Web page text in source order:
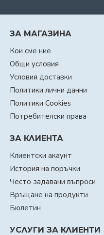
ЗА МАГАЗИНА
Кои сме ние
Общи условия
Условия доставки
Политики лични данни
Политики Cookies
Потребителски права
ЗА КЛИЕНТА
Клиентски акаунт
История на поръчки
Често задавани въпроси
Връщане на продукти
Бюлетин
УСЛУГИ ЗА КЛИЕНТИ